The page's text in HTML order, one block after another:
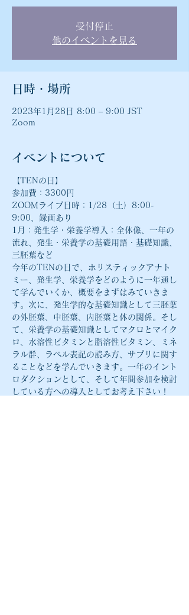
受付停止
他のイベントを見る
日時・場所
2023年1月28日 8:00 – 9:00 JST
Zoom
イベントについて
【TENの日】
参加費：3300円
ZOOMライブ日時：1/28（土）8:00-
9:00、録画あり
1月：発生学・栄養学導入：全体像、一年の
流れ、発生・栄養学の基礎用語・基礎知識、
三胚葉など
今年のTENの日で、ホリスティックアナト
ミー、発生学、栄養学をどのように一年通し
て学んでいくか、概要をまずはみていきま
す。次に、発生学的な基礎知識として三胚葉
の外胚葉、中胚葉、内胚葉と体の関係。そし
て、栄養学の基礎知識としてマクロとマイク
ロ、水溶性ビタミンと脂溶性ビタミン、ミネ
ラル群、ラベル表記の読み方、サプリに関す
ることなどを学んでいきます。一年のイント
ロダクションとして、そして年間参加を検討
している方への導入としてお考え下さい！